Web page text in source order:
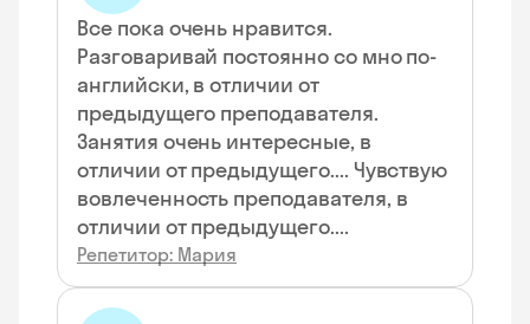
Все пока очень нравится.
Разговаривай постоянно со мно по-
английски, в отличии от
предыдущего преподавателя.
Занятия очень интересные, в
отличии от предыдущего.... Чувствую
вовлеченность преподавателя, в
отличии от предыдущего....
Репетитор: Мария